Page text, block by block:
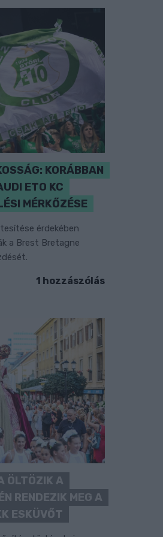
KORÁBBAN
ETO KC
MÉRKŐZÉSE
érdekében
a Brest Bretagne
1 hozzászólás
ÖLTÖZIK A
RENDEZIK MEG A
ESKÜVŐT